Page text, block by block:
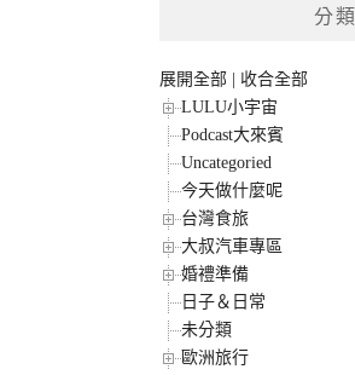
分類
展開全部
收合全部
LULU小宇宙
Podcast大來賓
Uncategoried
今天做什麼呢
台灣食旅
大叔汽車專區
婚禮準備
日子＆日常
未分類
歐洲旅行